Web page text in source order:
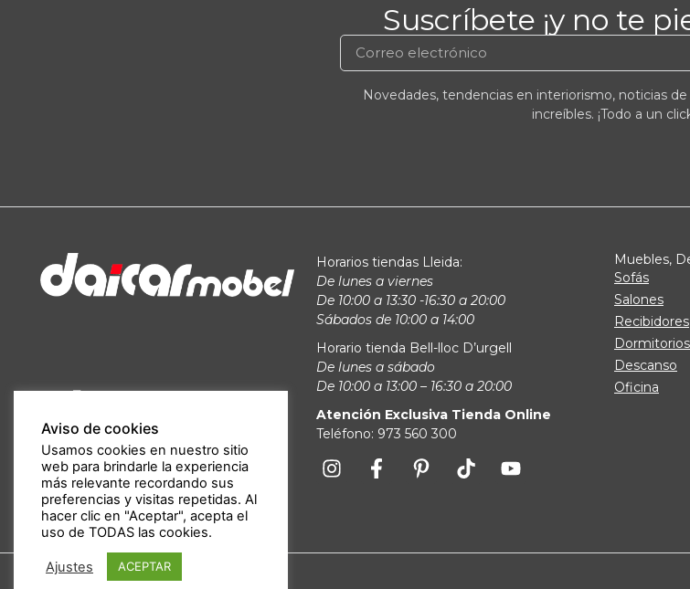
Suscríbete ¡y no te
Novedades, tendencias en interiorismo, noticias
increíbles. ¡Todo a un
Horarios tiendas Lleida:
De lunes a viernes
De 10:00 a 13:30 -16:30 a 20:00
Sábados de 10:00 a 14:00
Horario tienda Bell-lloc D’urgell
De lunes a sábado
De 10:00 a 13:00 – 16:30 a 20:00
Atención Exclusiva Tienda Online
Teléfono: 973 560 300
Muebles,
Sofás
Salones
Recibidores
Descanso
Oficina
Aviso de cookies
Usamos cookies en nuestro sitio
web para brindarle la experiencia
más relevante recordando sus
preferencias y visitas repetidas. Al
hacer clic en "Aceptar", acepta el
uso de TODAS las cookies.
Ajustes ACEPTAR